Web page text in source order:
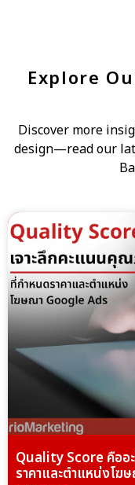
Explore
Discover more
design—read our
Quality Score คืออ
ราคาและตำแหน่งโ